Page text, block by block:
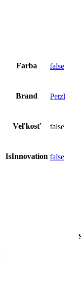
Farba false
Brand Petzl
Veľkosť false
IsInnovation false